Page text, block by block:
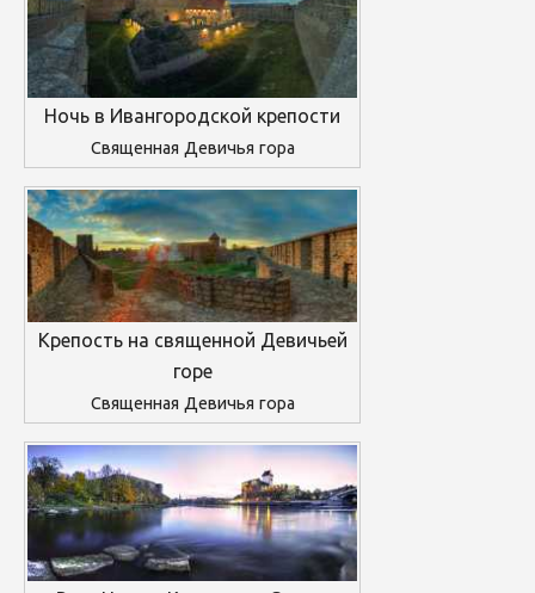
Ночь в Ивангородской крепости
Священная Девичья гора
Крепость на священной Девичьей
горе
Священная Девичья гора